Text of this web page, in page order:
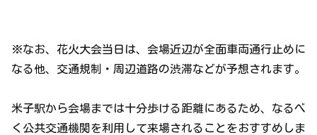
※なお、花火大会当日は、会場近辺が全面車両通行止めに
なる他、交通規制・周辺道路の渋滞などが予想されます。
米子駅から会場までは十分歩ける距離にあるため、なるべ
く公共交通機関を利用して来場されることをおすすめしま